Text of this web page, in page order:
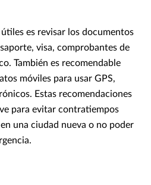
es revisar los documentos
visa, comprobantes de
También es recomendable
móviles para usar GPS,
Estas recomendaciones
para evitar contratiempos
una ciudad nueva o no poder